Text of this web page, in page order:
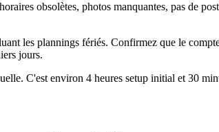
obsolètes, photos manquantes, pas de
les plannings fériés. Confirmez que le
jours.
C'est environ 4 heures setup initial et 30